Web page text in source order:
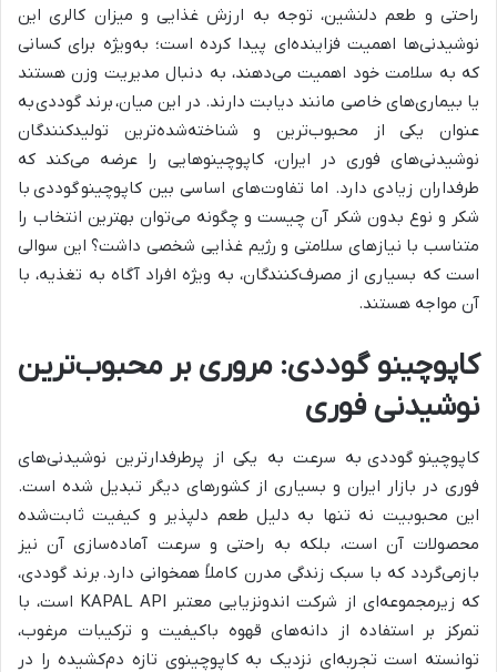
راحتی و طعم دلنشین، توجه به ارزش غذایی و میزان کالری این
نوشیدنی‌ها اهمیت فزاینده‌ای پیدا کرده است؛ به‌ویژه برای کسانی
که به سلامت خود اهمیت می‌دهند، به دنبال مدیریت وزن هستند
یا بیماری‌های خاصی مانند دیابت دارند. در این میان،برند گوددیبه
عنوان یکی از محبوب‌ترین و شناخته‌شده‌ترین تولیدکنندگان
نوشیدنی‌های فوری در ایران، کاپوچینوهایی را عرضه می‌کند که
طرفداران زیادی دارد. اما تفاوت‌های اساسی بین کاپوچینوگوددی با
شکر و نوع بدون شکر آن چیست و چگونه می‌توان بهترین انتخاب را
متناسب با نیازهای سلامتی و رژیم غذایی شخصی داشت؟ این سوالی
است که بسیاری از مصرف‌کنندگان، به ویژه افراد آگاه به تغذیه، با
آن مواجه هستند.
کاپوچینو گوددی: مروری بر محبوب‌ترین
نوشیدنی فوری
کاپوچینو گوددی به سرعت به یکی از پرطرفدارترین نوشیدنی‌های
فوری در بازار ایران و بسیاری از کشورهای دیگر تبدیل شده است.
این محبوبیت نه تنها به دلیل طعم دلپذیر و کیفیت ثابت‌شده
محصولات آن است، بلکه به راحتی و سرعت آماده‌سازی آن نیز
بازمی‌گردد که با سبک زندگی مدرن کاملاً همخوانی دارد. برند گوددی،
که زیرمجموعه‌ای از شرکت اندونزیایی معتبر KAPAL API است، با
تمرکز بر استفاده از دانه‌های قهوه باکیفیت و ترکیبات مرغوب،
توانسته است تجربه‌ای نزدیک به کاپوچینوی تازه دم‌کشیده را در